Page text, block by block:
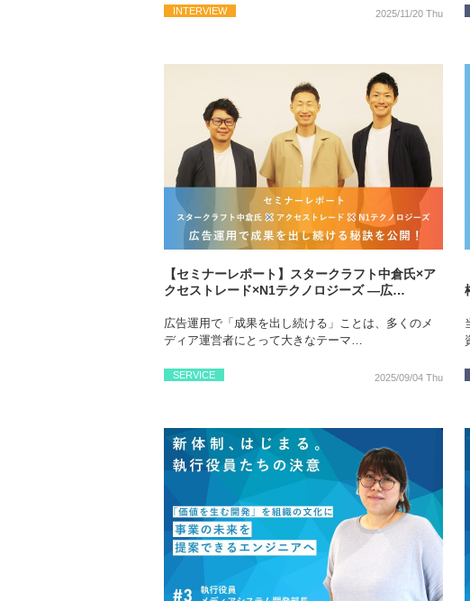
INTERVIEW 2025/11/20 Thu
【セミナーレポート】スタークラフト中倉氏×ア
クセストレード×N1テクノロジーズ ―広…
広告運用で「成果を出し続ける」ことは、多くのメ
ディア運営者にとって大きなテーマ…
SERVICE 2025/09/04 Thu